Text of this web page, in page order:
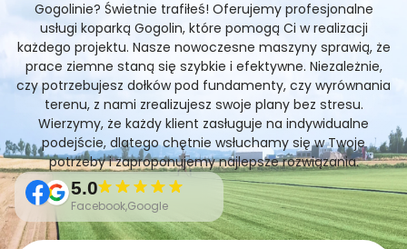
Gogolinie? Świetnie trafiłeś! Oferujemy profesjonalne
usługi koparką Gogolin, które pomogą Ci w realizacji
każdego projektu. Nasze nowoczesne maszyny sprawią, że
prace ziemne staną się szybkie i efektywne. Niezależnie,
czy potrzebujesz dołków pod fundamenty, czy wyrównania
terenu, z nami zrealizujesz swoje plany bez stresu.
Wierzymy, że każdy klient zasługuje na indywidualne
podejście, dlatego chętnie wsłuchamy się w Twoje
potrzeby i zaproponujemy najlepsze rozwiązania.
5.0
Facebook,Google